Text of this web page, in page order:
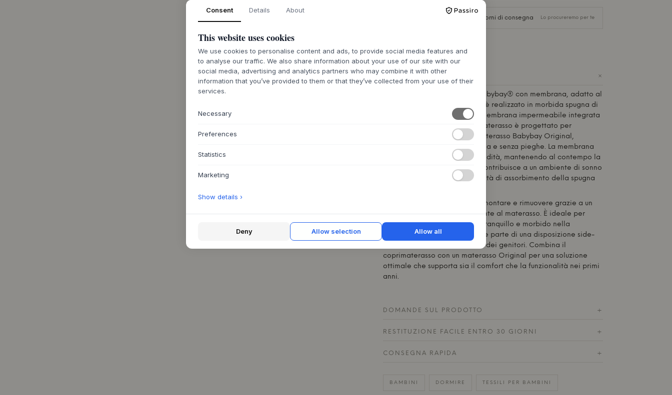
Merce ordinata circa 7-14 giorni di consegna Lo procureremo per te
+
Il coprimaterasso in spugna Babybay® con membrana, adatto al
, è realizzato in morbida spugna di
cotone e poliestere con una membrana impermeabile integrata
in poliuretano. Questo coprimaterasso è progettato per
adattarsi perfettamente al materasso BabybayOriginal,
garantendo una superficie liscia e senza pieghe. La membrana
protegge il materasso dall'umidità, mantenendo al contempo la
circolazione dell'aria, il che contribuisce a un ambiente di sonno
confortevole. L'elevata capacità di assorbimento della spugna
Il coprimaterasso è facile da montare e rimuovere grazie a un
elastico che lo tiene saldamente al materasso. È ideale per
creare un ambiente di sonno tranquillo e morbido nella
cameretta dei bambini o come parte di una disposizione side-
by-side nella camera da letto dei genitori. Combina il
coprimaterasso con un materasso Original per una soluzione
ottimale che supporta sia il comfort che la funzionalità nei primi
anni.
DOMANDE SUL PRODOTTO +
RESTITUZIONE FACILE ENTRO 30 GIORNI +
CONSEGNA RAPIDA +
BAMBINI DORMIRE TESSILI PER BAMBINI
Consent Details About
This website uses cookies
We use cookies to personalise content and ads, to provide social media features and
to analyse our traffic. We also share information about your use of our site with our
social media, advertising and analytics partners who may combine it with other
information that you’ve provided to them or that they’ve collected from your use of their
services.
Necessary
Preferences
Statistics
Marketing
Show details ›
Deny Allow selection Allow all